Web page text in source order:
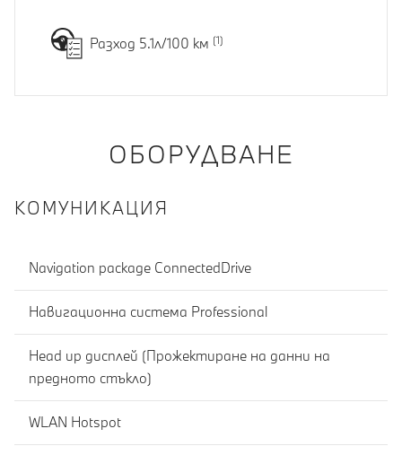
Разход 5.1л/100 км
ОБОРУДВАНЕ
КОМУНИКАЦИЯ
Navigation package ConnectedDrive
Навигационна система Professional
Head up дисплей (Прожектиране на данни на
предното стъкло)
WLAN Hotspot